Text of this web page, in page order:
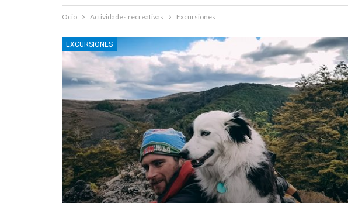
Ocio Actividades recreativas Excursiones
EXCURSIONES